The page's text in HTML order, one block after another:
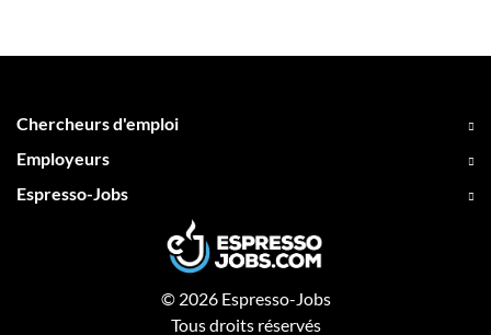
Chercheurs d'emploi
Employeurs
Espresso-Jobs
© 2026 Espresso-Jobs
Tous droits réservés